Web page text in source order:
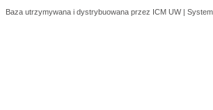
Baza utrzymywana i dystrybuowana przez ICM UW |